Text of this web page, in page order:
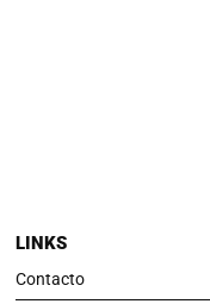
LINKS
Contacto